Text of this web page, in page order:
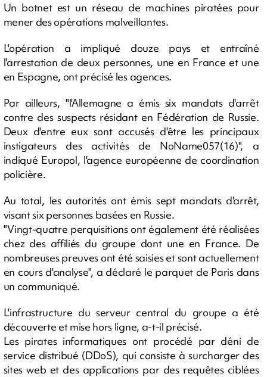
Un botnet est un réseau de machines piratées pour
mener des opérations malveillantes.
L'opération a impliqué douze pays et entraîné
l'arrestation de deux personnes, une en France et une
en Espagne, ont précisé les agences.
Par ailleurs, "l'Allemagne a émis six mandats d'arrêt
contre des suspects résidant en Fédération de Russie.
Deux d'entre eux sont accusés d'être les principaux
instigateurs des activités de NoName057(16)", a
indiqué Europol, l'agence européenne de coordination
policière.
Au total, les autorités ont émis sept mandats d'arrêt,
visant six personnes basées en Russie.
"Vingt-quatre perquisitions ont également été réalisées
chez des affiliés du groupe dont une en France. De
nombreuses preuves ont été saisies et sont actuellement
en cours d'analyse", a déclaré le parquet de Paris dans
un communiqué.
L'infrastructure du serveur central du groupe a été
découverte et mise hors ligne, a-t-il précisé.
Les pirates informatiques ont procédé par déni de
service distribué (DDoS), qui consiste à surcharger des
sites web et des applications par des requêtes ciblées